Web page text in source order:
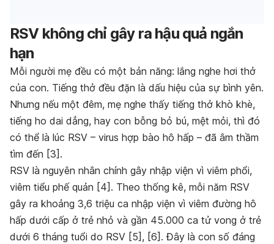
RSV không chỉ gây ra hậu quả ngắn
hạn
Mỗi người mẹ đều có một bản năng: lắng nghe hơi thở
của con. Tiếng thở đều đặn là dấu hiệu của sự bình yên.
Nhưng nếu một đêm, mẹ nghe thấy tiếng thở khò khè,
tiếng ho dai dẳng, hay con bỗng bỏ bú, mệt mỏi, thì đó
có thể là lúc RSV – virus hợp bào hô hấp – đã âm thầm
tìm đến [3].
RSV là nguyên nhân chính gây nhập viện vì viêm phổi,
viêm tiểu phế quản [4]. Theo thống kê, mỗi năm RSV
gây ra khoảng 3,6 triệu ca nhập viện vì viêm đường hô
hấp dưới cấp ở trẻ nhỏ và gần 45.000 ca tử vong ở trẻ
dưới 6 tháng tuổi do RSV [5], [6]. Đây là con số đáng